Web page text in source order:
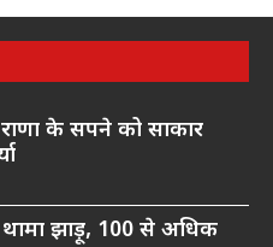
के सपने को साकार
झाड़ू, 100 से अधिक